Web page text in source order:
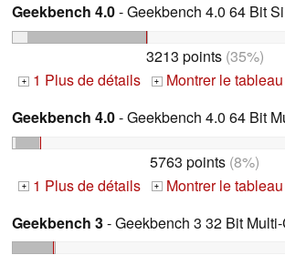
Geekbench 4.0- Geekbench 4.0 64 Bit
3213 points(35%)
+ 1 Plus de détails + Montrer le
Geekbench 4.0- Geekbench 4.0 64 Bit
5763 points (8%)
+ 1 Plus de détails + Montrer le
Geekbench 3- Geekbench 3 32 Bit